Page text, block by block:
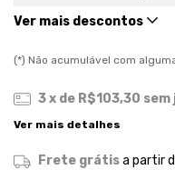
Ver mais descontos
(*) Não acumulável com
3x de R$103,30 sem
Ver mais detalhes
Frete grátisa partir